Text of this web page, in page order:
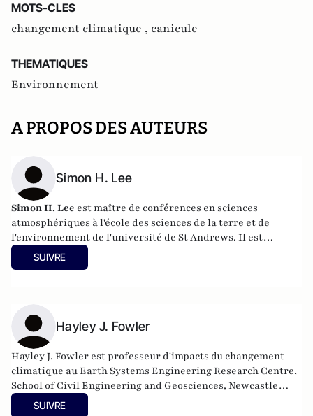
MOTS-CLES
changement climatique , canicule
THEMATIQUES
Environnement
A PROPOS DES AUTEURS
Simon H. Lee
Simon H. Lee est maître de conférences en sciences
atmosphériques à l'école des sciences de la terre et de
l'environnement de l'université de St Andrews. Il est
également co-rédacteur en chef du journal Weather de la
Royal Meteorological Society. Ses recherches portent sur la
vortex polaire stratosphérique. Il s'intéresse
particulièrement à la compréhension et à l'application des
régimes météorologiques à différentes échelles de temps.
SUIVRE
Hayley J. Fowler
Hayley J. Fowler est professeur d'impacts du changement
climatique au Earth Systems Engineering Research Centre,
School of Civil Engineering and Geosciences, Newcastle
University, où elle travaille depuis 2001.
SUIVRE